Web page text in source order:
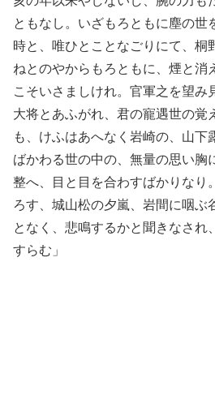
ともなし。いざもろともに塵の世
時と、唯ひとことなごりにて、桐
ねとのやからもろともに、煙と消
こそいさましけれ。官軍之を望み
大将とあふがれ、君の寵遇世の覚
も、けふはあへなく岩崎の、山下
ばかわる世の中の、無量の思い胸
整へ、目と目を合わすばかりなり
ろす、城山松の夕嵐、岩間に咽ぶ
となく、悲鳴するかと聞きなされ
すらむ」